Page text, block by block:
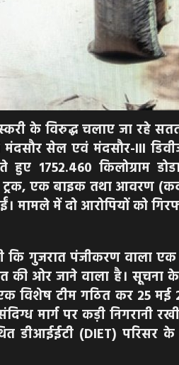
के विरुद्ध चलाए जा रहे
मंदसौर सेल एवं मंदसौर-III
1752.460 किलोग्राम
एक बाइक तथा आवरण
मामले में दो आरोपियों को
थी कि गुजरात पंजीकरण वाला
की ओर जाने वाला है।
विशेष टीम गठित कर 25 मई
संदिग्ध मार्ग पर कड़ी
डीआईईटी (DIET) परिसर